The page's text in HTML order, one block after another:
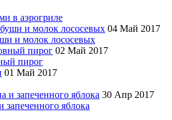
в аэрогриле
04 Май 2017
и молок лососевых
02 Май 2017
пирог
01 Май 2017
30 Апр 2017
запеченного яблока